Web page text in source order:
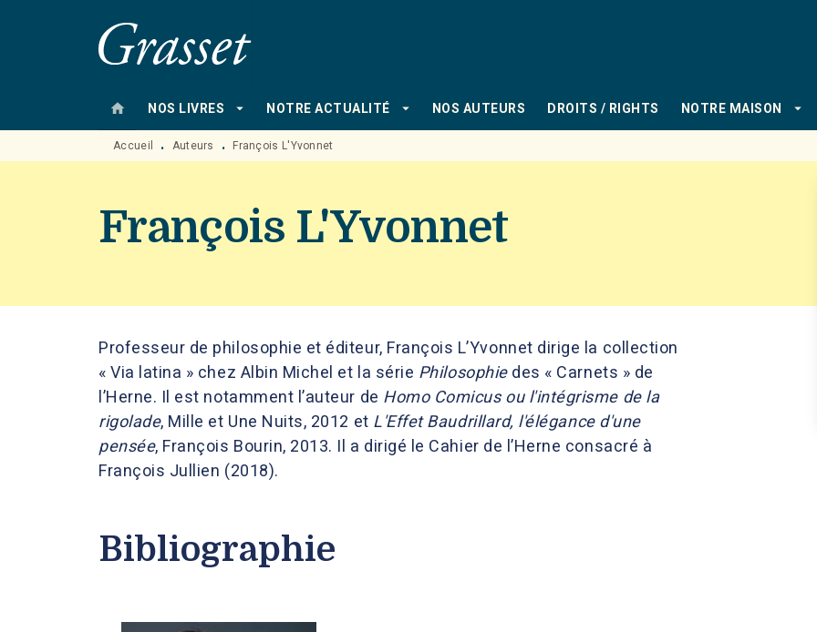
MENU RECHERCHE
home NOS LIVRES arrow_drop_down NOTRE ACTUALITÉ arrow_drop_down NOS AUTEURS DROITS / RIGHTS NOTRE MAISON arrow_drop_down
Accueil • Auteurs • François L'Yvonnet
François L'Yvonnet
Professeur de philosophie et éditeur, François L’Yvonnet dirige la collection
« Via latina » chez Albin Michel et la série Philosophiedes « Carnets » de
l’Herne. Il est notamment l’auteur de Homo Comicus ou l'intégrisme de la
rigolade, Mille et Une Nuits, 2012 et L'Effet Baudrillard, l'élégance d'une
pensée, François Bourin, 2013. Il a dirigé le Cahier de l’Herne consacré à
François Jullien (2018).
Bibliographie